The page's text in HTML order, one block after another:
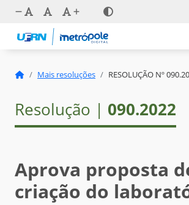
Mais resoluções RESOLUÇÃO Nº
Resolução | 090.2022
Aprova proposta
criação do